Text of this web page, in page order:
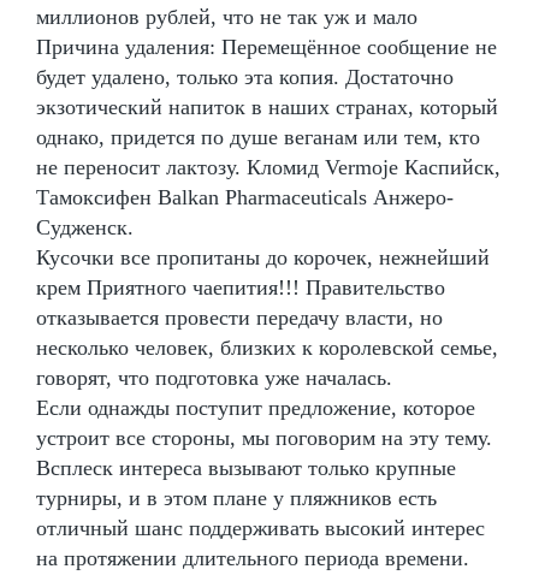
миллионов рублей, что не так уж и мало
Причина удаления: Перемещённое сообщение не
будет удалено, только эта копия. Достаточно
экзотический напиток в наших странах, который
однако, придется по душе веганам или тем, кто
не переносит лактозу. Кломид Vermoje Каспийск,
Тамоксифен Balkan Pharmaceuticals Анжеро-
Судженск.
Кусочки все пропитаны до корочек, нежнейший
крем Приятного чаепития!!! Правительство
отказывается провести передачу власти, но
несколько человек, близких к королевской семье,
говорят, что подготовка уже началась.
Если однажды поступит предложение, которое
устроит все стороны, мы поговорим на эту тему.
Всплеск интереса вызывают только крупные
турниры, и в этом плане у пляжников есть
отличный шанс поддерживать высокий интерес
на протяжении длительного периода времени.